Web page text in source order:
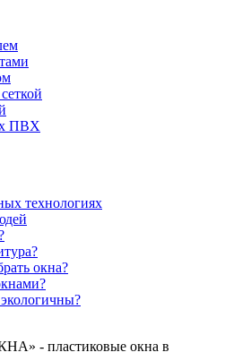
ПВХ
технологиях
окна?
- пластиковые окна в